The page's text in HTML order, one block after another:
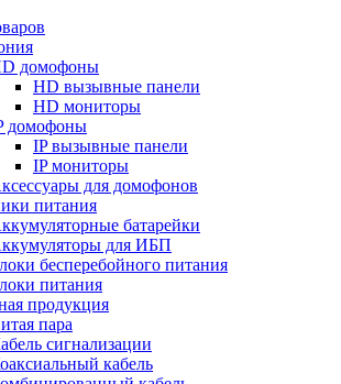
домофоны
HD вызывные панели
HD мониторы
домофоны
IP вызывные панели
IP мониторы
для домофонов
питания
батарейки
для ИБП
бесперебойного питания
питания
продукция
пара
сигнализации
кабель